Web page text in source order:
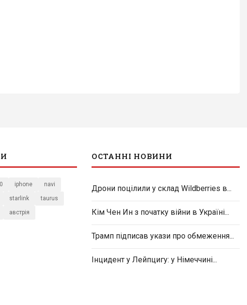
iphone navi
starlink taurus
австрія
ОСТАННІ НОВИНИ
Дрони поцілили у склад Wildberries в...
Кім Чен Ин з початку війни в Україні...
Трамп підписав укази про обмеження...
Інцидент у Лейпцигу: у Німеччині...